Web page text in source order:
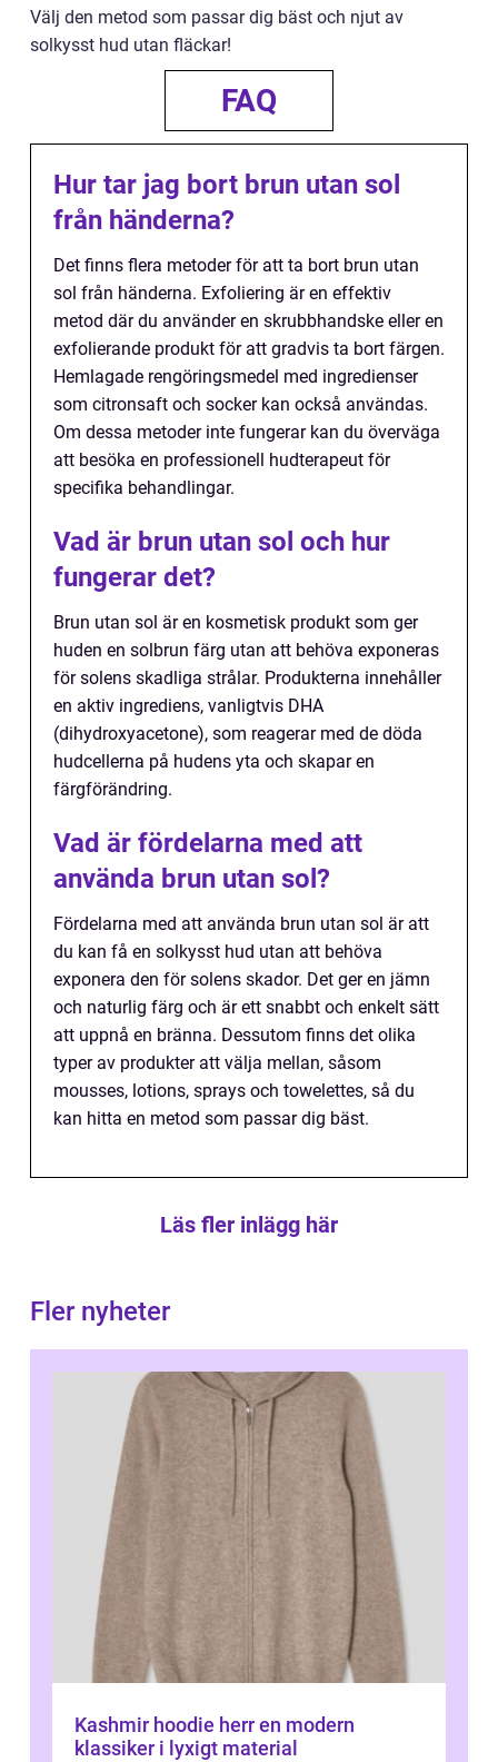
Välj den metod som passar dig bäst och njut av
solkysst hud utan fläckar!
FAQ
Hur tar jag bort brun utan sol
från händerna?
Det finns flera metoder för att ta bort brun utan
sol från händerna. Exfoliering är en effektiv
metod där du använder en skrubbhandske eller en
exfolierande produkt för att gradvis ta bort färgen.
Hemlagade rengöringsmedel med ingredienser
som citronsaft och socker kan också användas.
Om dessa metoder inte fungerar kan du överväga
att besöka en professionell hudterapeut för
specifika behandlingar.
Vad är brun utan sol och hur
fungerar det?
Brun utan sol är en kosmetisk produkt som ger
huden en solbrun färg utan att behöva exponeras
för solens skadliga strålar. Produkterna innehåller
en aktiv ingrediens, vanligtvis DHA
(dihydroxyacetone), som reagerar med de döda
hudcellerna på hudens yta och skapar en
färgförändring.
Vad är fördelarna med att
använda brun utan sol?
Fördelarna med att använda brun utan sol är att
du kan få en solkysst hud utan att behöva
exponera den för solens skador. Det ger en jämn
och naturlig färg och är ett snabbt och enkelt sätt
att uppnå en bränna. Dessutom finns det olika
typer av produkter att välja mellan, såsom
mousses, lotions, sprays och towelettes, så du
kan hitta en metod som passar dig bäst.
Läs fler inlägg här
Fler nyheter
Kashmir hoodie herr en modern
klassiker i lyxigt material